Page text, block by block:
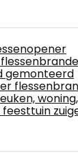
gemonteerd
woning,